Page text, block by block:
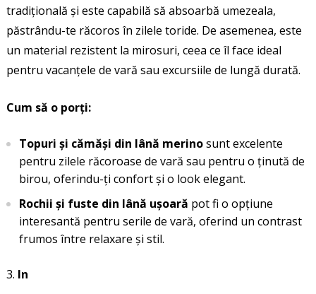
tradițională și este capabilă să absoarbă umezeala,
păstrându-te răcoros în zilele toride. De asemenea, este
un material rezistent la mirosuri, ceea ce îl face ideal
pentru vacanțele de vară sau excursiile de lungă durată.
Cum să o porți:
Topuri și cămăși din lână merinosunt excelente
pentru zilele răcoroase de vară sau pentru o ținută de
birou, oferindu-ți confort și o look elegant.
Rochii și fuste din lână ușoară pot fi o opțiune
interesantă pentru serile de vară, oferind un contrast
frumos între relaxare și stil.
In